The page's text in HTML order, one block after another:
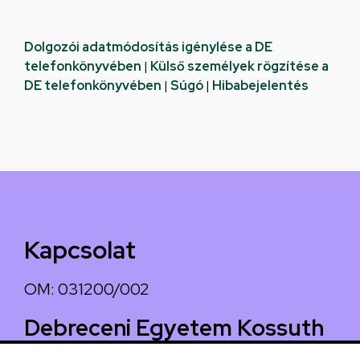
Dolgozói adatmódosítás igénylése a DE
telefonkönyvében | Külső személyek rögzítése a
DE telefonkönyvében | Súgó| Hibabejelentés
Kapcsolat
OM: 031200/002
Debreceni Egyetem Kossuth